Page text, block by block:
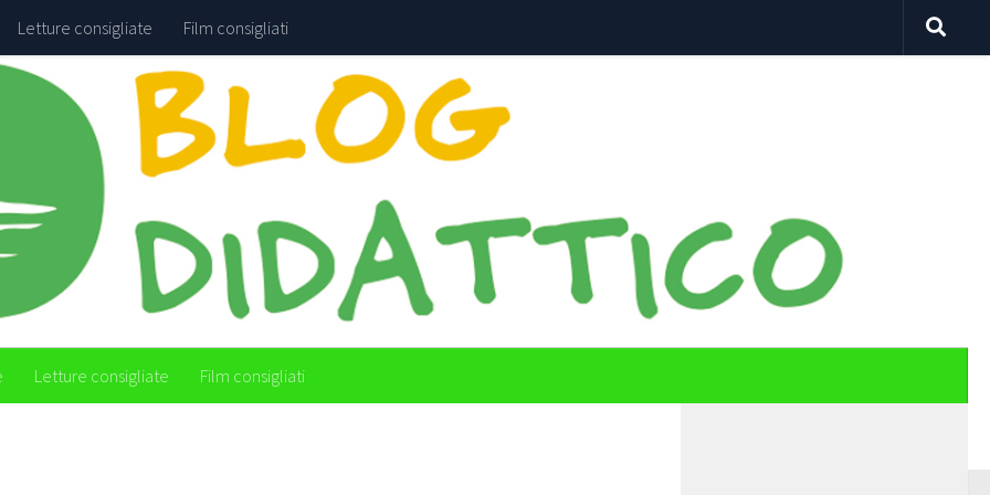
Letture consigliate Film consigliati
Letture consigliate Film consigliati